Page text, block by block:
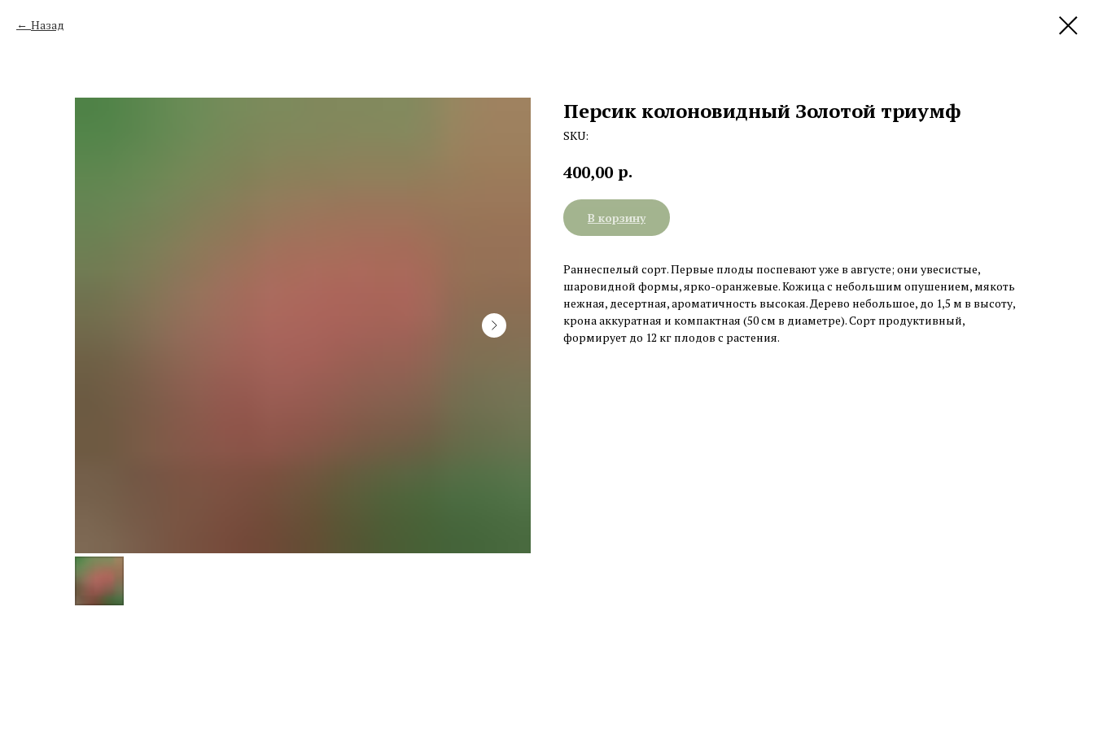
Назад
Персик колоновидный Золотой триумф
SKU:
400,00 р.
В корзину
Раннеспелый сорт. Первые плоды поспевают уже в августе; они увесистые,
шаровидной формы, ярко-оранжевые. Кожица с небольшим опушением, мякоть
нежная, десертная, ароматичность высокая. Дерево небольшое, до 1,5 м в высоту,
крона аккуратная и компактная (50 см в диаметре). Сорт продуктивный,
формирует до 12 кг плодов с растения.